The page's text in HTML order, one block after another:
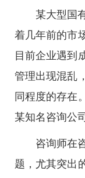
某大型国
着几年前的市
目前企业遇到
管理出现混乱
同程度的存在
某知名咨询公
咨询师在
题，尤其突出